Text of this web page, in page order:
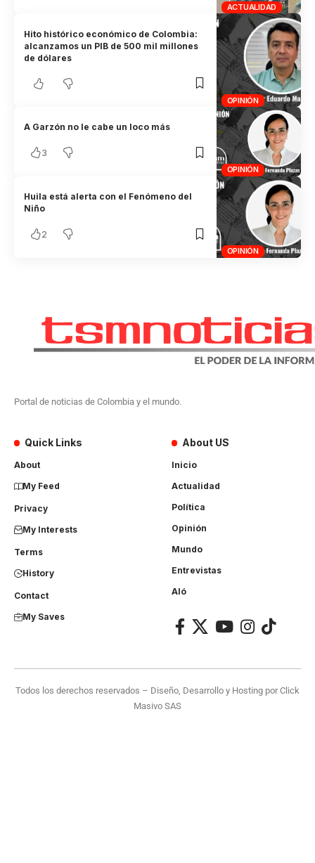
ACTUALIDAD
OPINIÓN
Hito histórico económico de Colombia:
alcanzamos un PIB de 500 mil millones
de dólares
OPINIÓN
A Garzón no le cabe un loco más
3
OPINIÓN
Huila está alerta con el Fenómeno del
Niño
2
Portal de noticias de Colombia y el mundo.
Quick Links
About
My Feed
Privacy
My Interests
Terms
History
Contact
My Saves
About US
Inicio
Actualidad
Política
Opinión
Mundo
Entrevistas
Aló
Todos los derechos reservados – Diseño, Desarrollo y Hosting porClick
Masivo SAS